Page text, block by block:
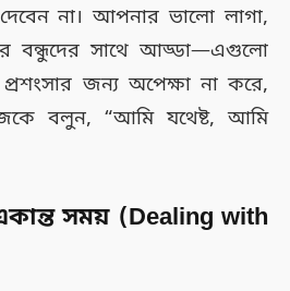
না। আপনার ভালো লাগা,
সাথে আড্ডা—এগুলো
জন্য অপেক্ষা না করে,
বলুন, “আমি যথেষ্ট, আমি
সময় (Dealing with